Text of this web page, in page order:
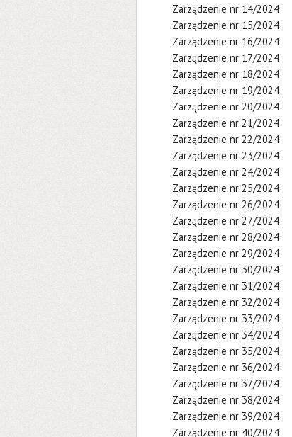
Zarządzenie nr 14/2024
Zarządzenie nr 15/2024
Zarządzenie nr 16/2024
Zarządzenie nr 17/2024
Zarządzenie nr 18/2024
Zarządzenie nr 19/2024
Zarządzenie nr 20/2024
Zarządzenie nr 21/2024
Zarządzenie nr 22/2024
Zarządzenie nr 23/2024
Zarządzenie nr 24/2024
Zarządzenie nr 25/2024
Zarządzenie nr 26/2024
Zarządzenie nr 27/2024
Zarządzenie nr 28/2024
Zarządzenie nr 29/2024
Zarządzenie nr 30/2024
Zarządzenie nr 31/2024
Zarządzenie nr 32/2024
Zarządzenie nr 33/2024
Zarządzenie nr 34/2024
Zarządzenie nr 35/2024
Zarządzenie nr 36/2024
Zarządzenie nr 37/2024
Zarządzenie nr 38/2024
Zarządzenie nr 39/2024
Zarządzenie nr 40/2024